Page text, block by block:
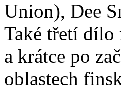
Union), Dee
Také třetí dílo
a krátce po
oblastech